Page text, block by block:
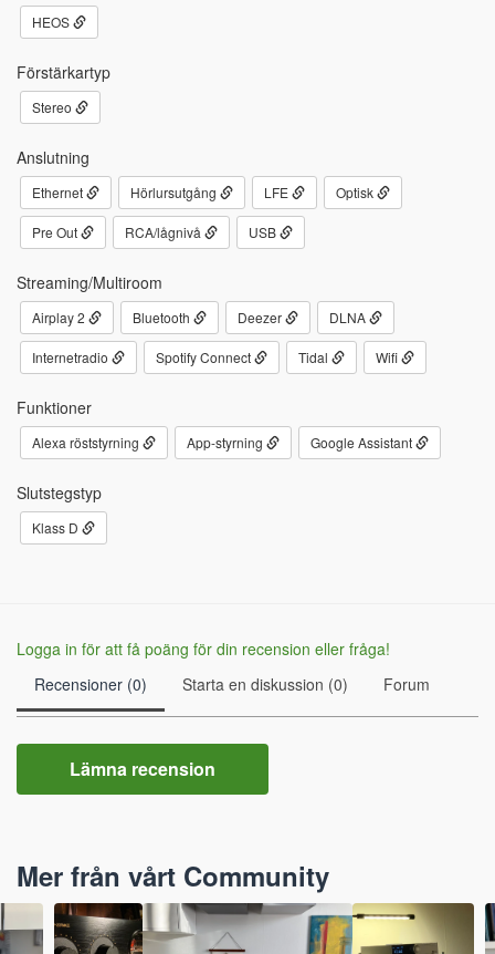
HEOS
Förstärkartyp
Stereo
Anslutning
Ethernet Hörlursutgång LFE Optisk
Pre Out RCA/lågnivå USB
Streaming/Multiroom
Airplay 2 Bluetooth Deezer DLNA
Internetradio Spotify Connect Tidal Wifi
Funktioner
Alexa röststyrning App-styrning Google Assistant
Slutstegstyp
Klass D
Logga in för att få poäng för din recension eller fråga!
Recensioner (0)
Starta en diskussion (0) Forum
Lämna recension
Mer från vårt Community